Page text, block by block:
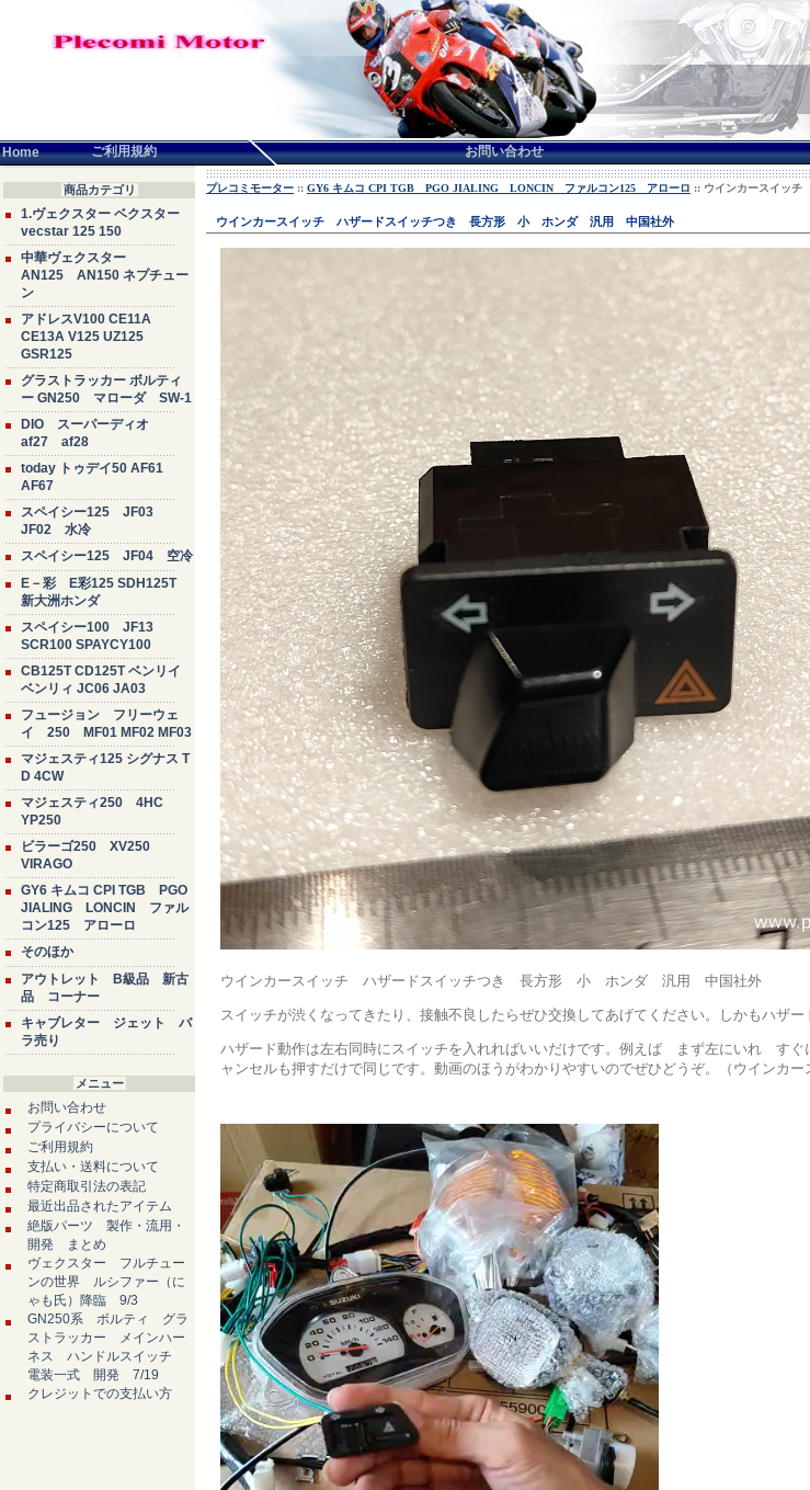
Home ご利用規約 お問い合わせ
商品カテゴリ
1.ヴェクスター ベクスター
vecstar 125 150
中華ヴェクスター
AN125 AN150 ネプチュー
ン
アドレスV100 CE11A
CE13A V125 UZ125
GSR125
グラストラッカー ボルティ
ー GN250 マローダ SW-1
DIO スーパーディオ
af27 af28
today トゥデイ50 AF61
AF67
スペイシー125 JF03
JF02 水冷
スペイシー125 JF04 空冷
E－彩 E彩125 SDH125T
新大洲ホンダ
スペイシー100 JF13
SCR100 SPAYCY100
CB125T CD125T ベンリイ
ベンリィ JC06 JA03
フュージョン フリーウェ
イ 250 MF01 MF02 MF03
マジェスティ125 シグナス T
D 4CW
マジェスティ250 4HC
YP250
ビラーゴ250 XV250
VIRAGO
GY6 キムコ CPI TGB PGO
JIALING LONCIN ファル
コン125 アローロ
そのほか
アウトレット B級品 新古
品 コーナー
キャブレター ジェット バ
ラ売り
メニュー
お問い合わせ
プライバシーについて
ご利用規約
支払い・送料について
特定商取引法の表記
最近出品されたアイテム
絶版パーツ 製作・流用・
開発 まとめ
ヴェクスター フルチュー
ンの世界 ルシファー（に
ゃも氏）降臨 9/3
GN250系 ボルティ グラ
ストラッカー メインハー
ネス ハンドルスイッチ
電装一式 開発 7/19
クレジットでの支払い方
プレコミモーター :: GY6 キムコ CPI TGB PGO JIALING LONCIN ファルコン125 アローロ :: ウインカースイッ
ウインカースイッチ ハザードスイッチつき 長方形 小 ホンダ 汎用 中国社外
ウインカースイッチ ハザードスイッチつき 長方形 小 ホンダ 汎用 中国社外
スイッチが渋くなってきたり、接触不良したらぜひ交換してあげてください。しかもハザー
ハザード動作は左右同時にスイッチを入れればいいだけです。例えば まず左にいれ す
ャンセルも押すだけで同じです。動画のほうがわかりやすいのでぜひどうぞ。（ウインカー